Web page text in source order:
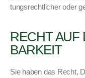
tungsrechtlich­er oder
RECHT
BARKEIT
Sie haben das Recht,